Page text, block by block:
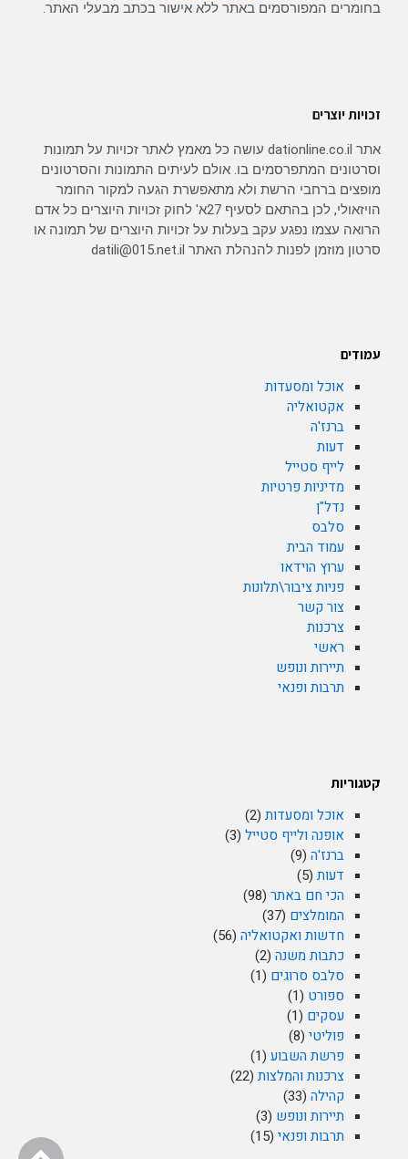
בחומרים המפורסמים באתר ללא אישור בכתב מבעלי האתר.
זכויות יוצרים
אתר dationline.co.il עושה כל מאמץ לאתר זכויות על תמונות
וסרטונים המתפרסמים בו. אולם לעיתים התמונות והסרטונים
מופצים ברחבי הרשת ולא מתאפשרת הגעה למקור החומר
הויזאולי, לכן בהתאם לסעיף 27א' לחוק זכויות היוצרים כל אדם
הרואה עצמו נפגע עקב בעלות על זכויות היוצרים של תמונה או
סרטון מוזמן לפנות להנהלת האתר datili@015.net.il
עמודים
אוכל ומסעדות
אקטואליה
ברנז'ה
דעות
לייף סטייל
מדיניות פרטיות
נדל"ן
סלבס
עמוד הבית
ערוץ הוידאו
פניות ציבור\תלונות
צור קשר
צרכנות
ראשי
תיירות ונופש
תרבות ופנאי
קטגוריות
אוכל ומסעדות (2)
אופנה ולייף סטייל (3)
ברנז'ה (9)
דעות (5)
הכי חם באתר (98)
המומלצים (37)
חדשות ואקטואליה (56)
כתבות משנה (2)
סלבס סרוגים (1)
ספורט (1)
עסקים (1)
פוליטי (8)
פרשת השבוע (1)
צרכנות והמלצות (22)
קהילה (33)
תיירות ונופש (3)
תרבות ופנאי (15)